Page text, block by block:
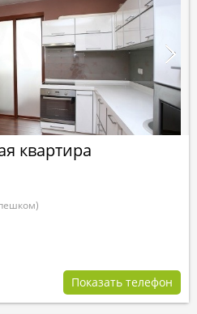
квартира
Показать телефон